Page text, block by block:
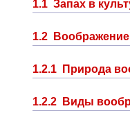
1.1 Запах в
1.2
1.2.1
1.2.2 Виды